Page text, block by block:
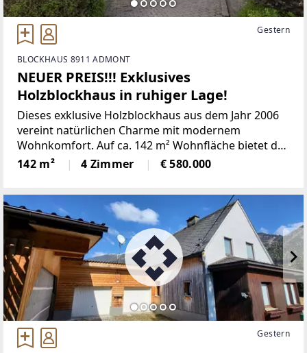
Gestern
BLOCKHAUS 8911 ADMONT
NEUER PREIS!!! Exklusives
Holzblockhaus in ruhiger Lage!
Dieses exklusive Holzblockhaus aus dem Jahr 2006
vereint natürlichen Charme mit modernem
Wohnkomfort. Auf ca. 142 m² Wohnfläche bietet das
Haus ein angenehmes Wohngefühl mit offenen
Räumen und hochwertiger Ausstattung.Das
142 m² 4 Zimmer € 580.000
Gestern